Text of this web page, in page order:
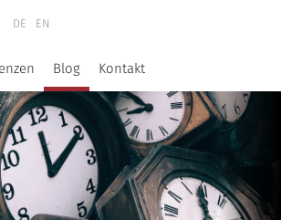
DE EN
Blog Kontakt